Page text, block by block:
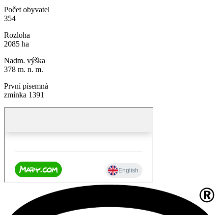
Počet obyvatel
354
Rozloha
2085 ha
Nadm. výška
378 m. n. m.
První písemná
zmínka 1391